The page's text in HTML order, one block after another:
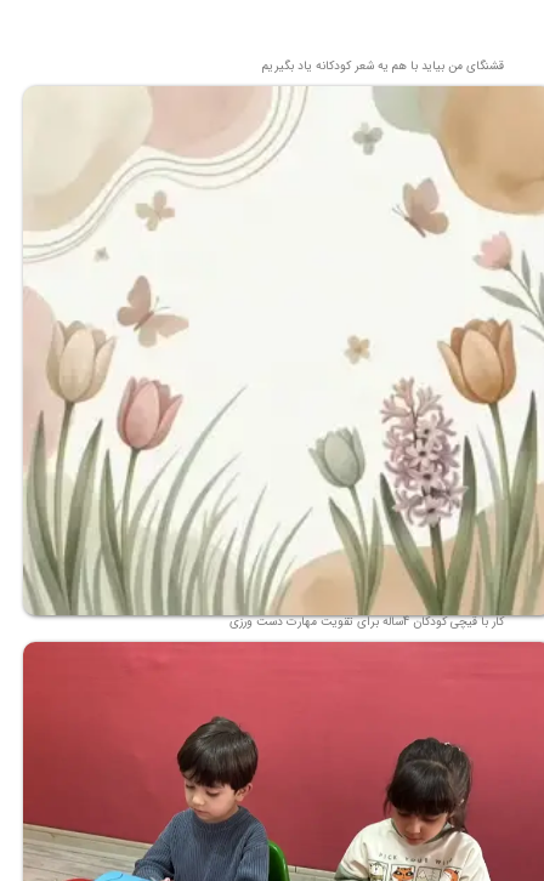
قشنگای من بيايد با هم یه شعر کودکانه ياد بگیریم
کار با قیچی کودکان 4ساله برای تقویت مهارت دست ورزی